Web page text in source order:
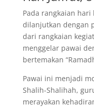
Pada rangkaian hari
dilanjutkan dengan
dari rangkaian
menggelar pawai
bertemakan
Pawai ini menjadi
Shalih-Shalihah,
merayakan